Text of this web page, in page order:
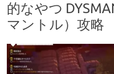
的なやつ
マントル）攻略